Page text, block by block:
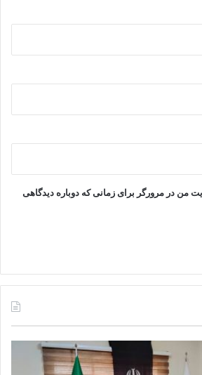
من در مرورگر برای زمانی که دوباره دیدگاهی